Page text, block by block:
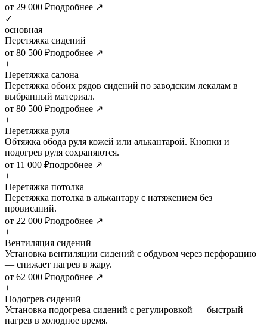
от 29 000 ₽подробнее ↗
✓
основная
Перетяжка сидений
от 80 500 ₽подробнее ↗
+
Перетяжка салона
Перетяжка обоих рядов сидений по заводским лекалам в
выбранный материал.
от 80 500 ₽подробнее ↗
+
Перетяжка руля
Обтяжка обода руля кожей или алькантарой. Кнопки и
подогрев руля сохраняются.
от 11 000 ₽подробнее ↗
+
Перетяжка потолка
Перетяжка потолка в алькантару с натяжением без
провисаний.
от 22 000 ₽подробнее ↗
+
Вентиляция сидений
Установка вентиляции сидений с обдувом через перфорацию
— снижает нагрев в жару.
от 62 000 ₽подробнее ↗
+
Подогрев сидений
Установка подогрева сидений с регулировкой — быстрый
нагрев в холодное время.